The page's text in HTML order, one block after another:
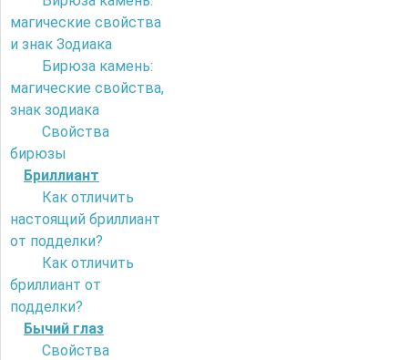
магические свойства
и знак Зодиака
Бирюза камень:
магические свойства,
знак зодиака
Свойства
бирюзы
Бриллиант
Как отличить
настоящий бриллиант
от подделки?
Как отличить
бриллиант от
подделки?
Бычий глаз
Свойства